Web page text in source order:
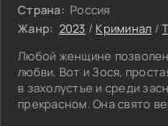
Страна: Россия
Жанр: 2023 / Криминал /
Любой женщине
любви. Вот и Зося,
в захолустье и среди
прекрасном. Она свято